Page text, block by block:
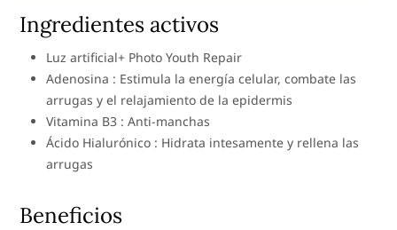
Ingredientes activos
Luz artificial+ Photo Youth Repair
Adenosina : Estimula la energía celular, combate las
arrugas y el relajamiento de la epidermis
Vitamina B3 : Anti-manchas
Ácido Hialurónico : Hidrata intesamente y rellena las
arrugas
Beneficios